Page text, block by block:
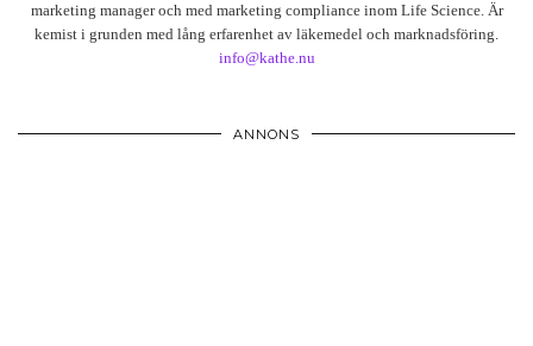
marketing manager och med marketing compliance inom Life Science. Är
kemist i grunden med lång erfarenhet av läkemedel och marknadsföring.
info@kathe.nu
ANNONS